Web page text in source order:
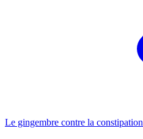
Le gingembre contre la constipation